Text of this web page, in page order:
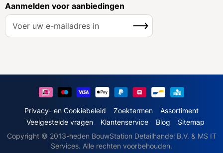
Aanmelden voor aanbiedingen
A
e
o
Inschrijven
Privacy- en Cookiebeleid Zoektermen
Assortiment
Veelgestelde vragen
Klantenservice Blog
Sitemap
Copyright © 2013-heden BouwStation Detailhandel B.V. & MS IT
Services. Alle rechten voorbehouden.